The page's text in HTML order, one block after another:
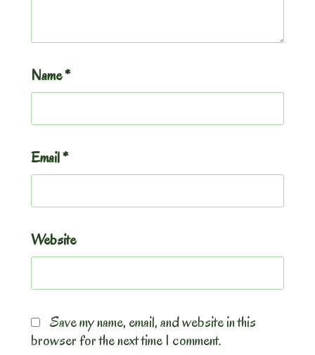
Name*
Email*
Website
Save my name, email, and website in this
browser for the next time I comment.